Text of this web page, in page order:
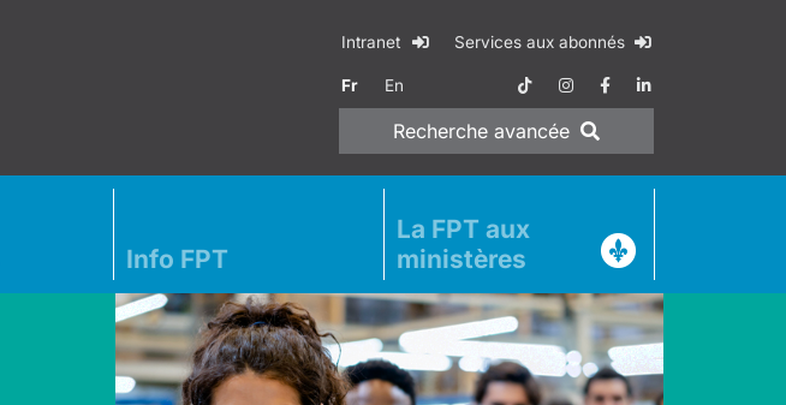
Intranet Services aux abonnés
Fr En
Recherche avancée
Info FPT
La FPT aux
ministères